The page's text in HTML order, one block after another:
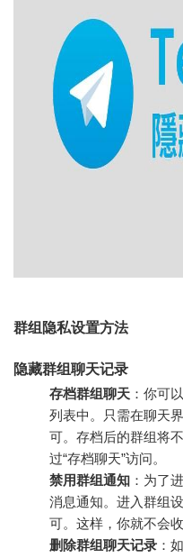
群组隐私设置方法
隐藏群组聊天记录
存档群组聊天 ：你可
列表中。只需在聊天
可。存档后的群组将
过“存档聊天”访问。
禁用群组通知 ：为了
消息通知。进入群组
可。这样，你就不会
删除群组聊天记录 ：